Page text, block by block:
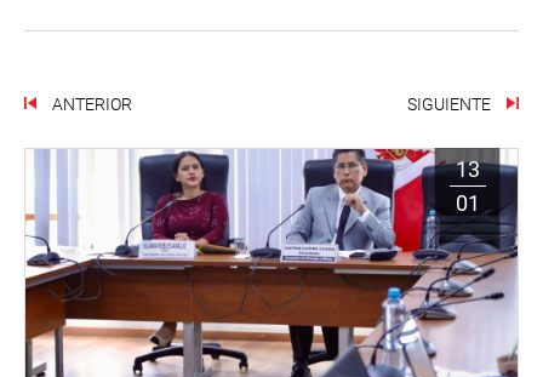
ANTERIOR SIGUIENTE
13
01